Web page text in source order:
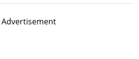
Advertisement